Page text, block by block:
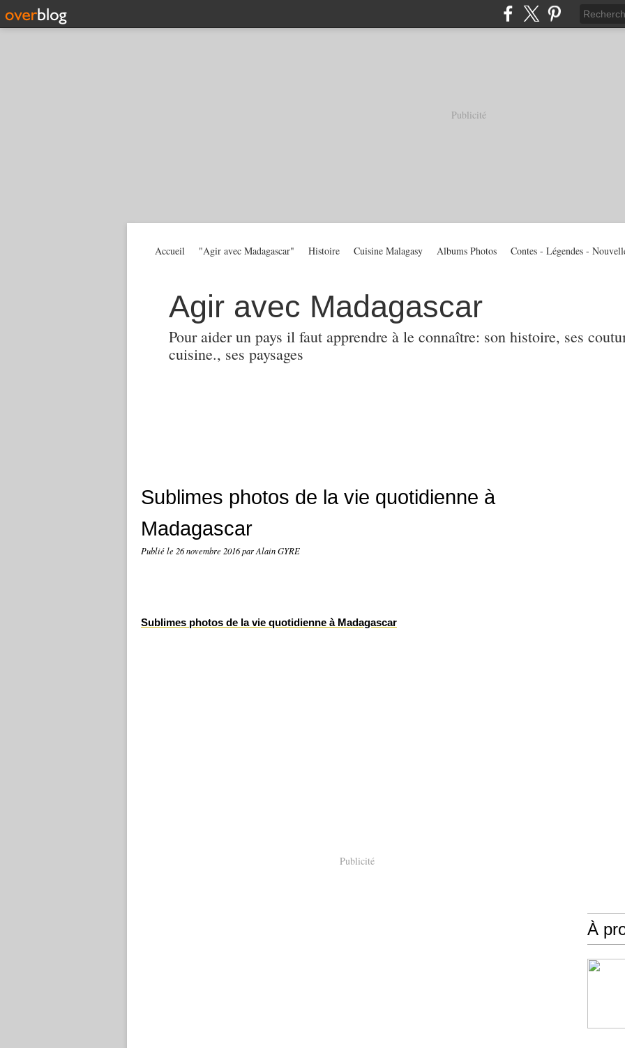
Publicité
Agir avec Madagascar
Pour aider un pays il faut apprendre à le connaître: son histoire, ses
cuisine., ses paysages
Accueil "Agir avec Madagascar" Histoire Cuisine Malagasy Albums Photos Contes - Légendes -
Sublimes photos de la vie quotidienne à
Madagascar
Publié le 26 novembre 2016par Alain GYRE
Sublimes photos de la vie quotidienne à Madagascar
Publicité
À